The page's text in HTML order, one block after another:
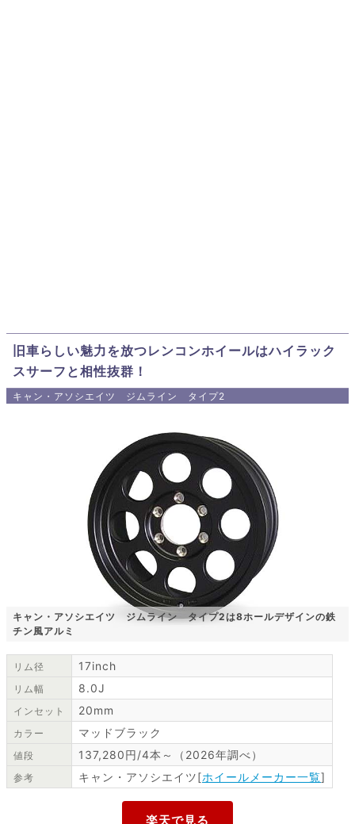
旧車らしい魅力を放つレンコンホイールはハイラック
スサーフと相性抜群！
キャン・アソシエイツ ジムライン タイプ2
キャン・アソシエイツ ジムライン タイプ2は8ホールデザインの鉄
チン風アルミ
リム径 17inch
リム幅 8.0J
インセット 20mm
カラー マッドブラック
値段 137,280円/4本～（2026年調べ）
参考 キャン・アソシエイツ[ホイールメーカー一覧]